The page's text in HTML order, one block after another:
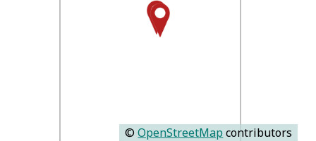
©OpenStreetMap contributors